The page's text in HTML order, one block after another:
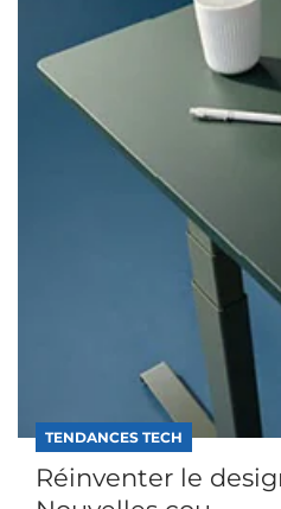
TENDANCES TECH
Réinventer le